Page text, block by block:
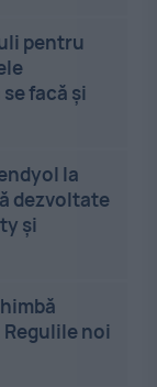
pentru
facă și
la
dezvoltate
și
noi